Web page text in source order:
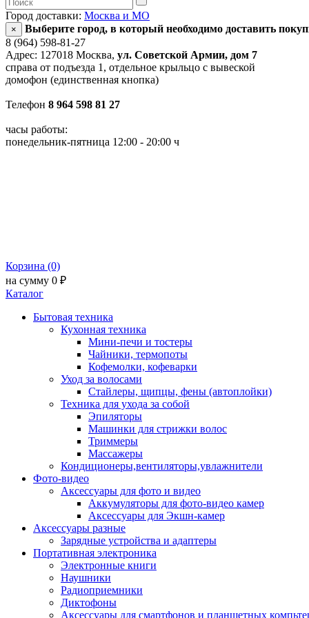
Город доставки: Москва и МО
×
Выберите город, в который необходимо доставить
8 (964) 598-81-27
Адрес: 127018 Москва, ул. Советской Армии, дом 7
справа от подъезда 1, отдельное крыльцо с вывеской
домофон (единственная кнопка)
Телефон 8 964 598 81 27
часы работы:
понедельник-пятница 12:00 - 20:00 ч
Корзина (0)
на сумму 0 ₽
Каталог
Бытовая техника
Кухонная техника
Мини-печи и тостеры
Чайники, термопоты
Кофемолки, кофеварки
Уход за волосами
Стайлеры, щипцы, фены (автоплойки)
Техника для ухода за собой
Эпиляторы
Машинки для стрижки волос
Триммеры
Массажеры
Кондиционеры,вентиляторы,увлажнители
Фото-видео
Аксессуары для фото и видео
Аккумуляторы для фото-видео камер
Аксессуары для Экшн-камер
Аксессуары разные
Зарядные устройства и адаптеры
Портативная электроника
Электронные книги
Наушники
Радиоприемники
Диктофоны
Аксессуары для смартфонов и планшетных